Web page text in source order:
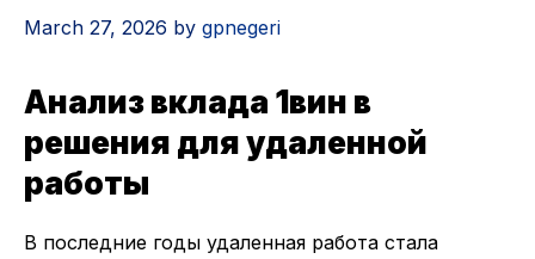
March 27, 2026 by gpnegeri
Анализ вклада 1вин в
решения для удаленной
работы
В последние годы удаленная работа стала